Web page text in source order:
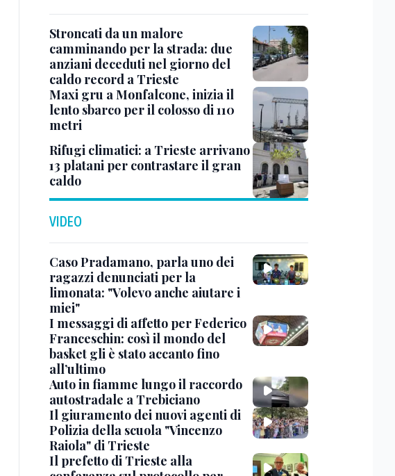
Stroncati da un malore
camminando per la strada: due
anziani deceduti nel giorno del
caldo record a Trieste
Maxi gru a Monfalcone, inizia il
lento sbarco per il colosso di 110
metri
Rifugi climatici: a Trieste arrivano
13 platani per contrastare il gran
caldo
VIDEO
Caso Pradamano, parla uno dei
ragazzi denunciati per la
limonata: "Volevo anche aiutare i
miei"
I messaggi di affetto per Federico
Franceschin: così il mondo del
basket gli è stato accanto fino
all’ultimo
Auto in fiamme lungo il raccordo
autostradale a Trebiciano
Il giuramento dei nuovi agenti di
Polizia della scuola "Vincenzo
Raiola" di Trieste
Il prefetto di Trieste alla